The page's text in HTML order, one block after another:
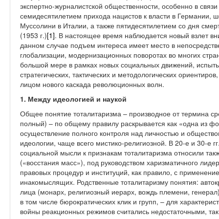
экспертно-журналистской общественности, особенно в
семидесятилетием прихода нацистов к власти в Германии,
Муссолини в Италии, а также пятидесятилетием со дня
(1953 г.)[1]. В настоящее время наблюдается новый взлет
данном случае подъем интереса имеет место в
глобализации, модернизационных поворотах во многих
большой мере в рамках новых социальных движений,
стратегических, тактических и методологических
лицом нового каскада революционных волн.
1. Между идеологией и наукой
Общее понятие тоталитаризма – производное от термина
полный) – по общему правилу раскрывается как «одна из
осуществление полного контроля над личностью и
идеологии, чаще всего мистико-религиозной. В 20-е и 30-е
социальной мысли к признакам тоталитаризма относили
(«восстания масс»), под руководством харизматичного
правовых процедур и институций, как правило, с
инакомыслящих. Родственные тоталитаризму понятия:
лица (монарх, религиозный иерарх, вождь племени,
в том числе бюрократических клик и групп, – для
войны реакционных режимов считались недостаточными,